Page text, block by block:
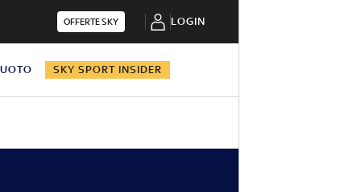
OFFERTE SKY LOGIN
SKY SPORT INSIDER